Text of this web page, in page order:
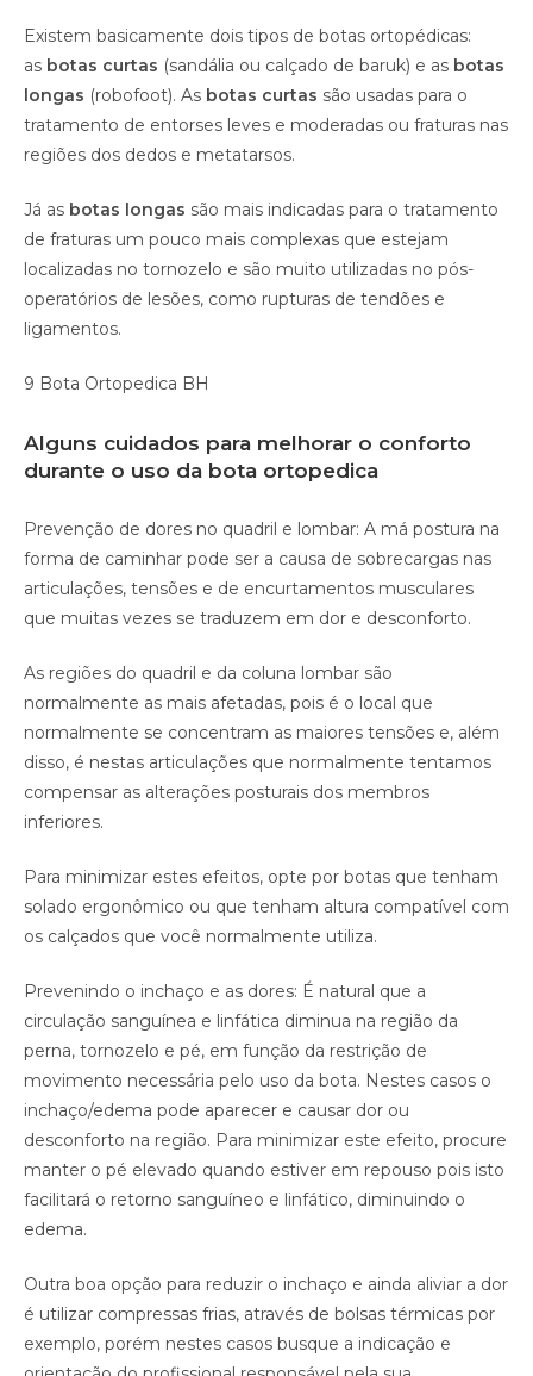
Existem basicamente dois tipos de botas ortopédicas:
as botas curtas (sandália ou calçado de baruk) e as botas
longas (robofoot). As botas curtas são usadas para o
tratamento de entorses leves e moderadas ou fraturas nas
regiões dos dedos e metatarsos.
Já as botas longas são mais indicadas para o tratamento
de fraturas um pouco mais complexas que estejam
localizadas no tornozelo e são muito utilizadas no pós-
operatórios de lesões, como rupturas de tendões e
ligamentos.
9 Bota Ortopedica BH
Alguns cuidados para melhorar o conforto
durante o uso da bota ortopedica
Prevenção de dores no quadril e lombar: A má postura na
forma de caminhar pode ser a causa de sobrecargas nas
articulações, tensões e de encurtamentos musculares
que muitas vezes se traduzem em dor e desconforto.
As regiões do quadril e da coluna lombar são
normalmente as mais afetadas, pois é o local que
normalmente se concentram as maiores tensões e, além
disso, é nestas articulações que normalmente tentamos
compensar as alterações posturais dos membros
inferiores.
Para minimizar estes efeitos, opte por botas que tenham
solado ergonômico ou que tenham altura compatível com
os calçados que você normalmente utiliza.
Prevenindo o inchaço e as dores: É natural que a
circulação sanguínea e linfática diminua na região da
perna, tornozelo e pé, em função da restrição de
movimento necessária pelo uso da bota. Nestes casos o
inchaço/edema pode aparecer e causar dor ou
desconforto na região. Para minimizar este efeito, procure
manter o pé elevado quando estiver em repouso pois isto
facilitará o retorno sanguíneo e linfático, diminuindo o
edema.
Outra boa opção para reduzir o inchaço e ainda aliviar a dor
é utilizar compressas frias, através de bolsas térmicas por
exemplo, porém nestes casos busque a indicação e